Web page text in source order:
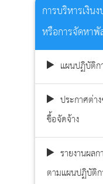
การบริหารเงิน
หรือการจัดหาพั
แผนปฏิบัติก
ประกาศต่า
ซื้อจัดจ้าง
รายงานผล
ตามแผนปฏิบัติ